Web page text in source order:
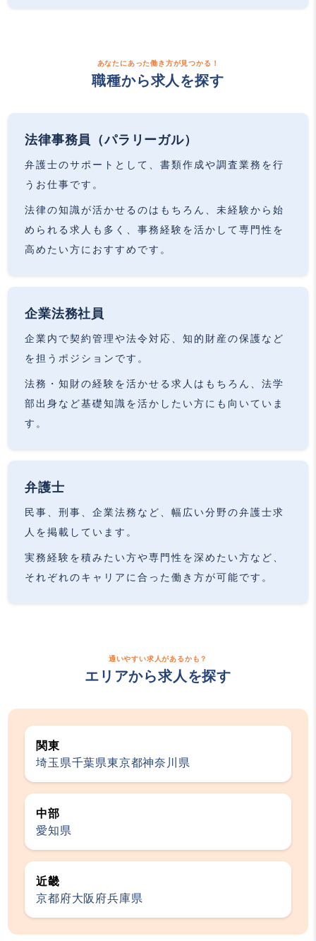
あなたにあった働き方が見つかる！
職種から求人を探す
法律事務員（パラリーガル）
弁護士のサポートとして、書類作成や調査業務を行
うお仕事です。
法律の知識が活かせるのはもちろん、未経験から始
められる求人も多く、事務経験を活かして専門性を
高めたい方におすすめです。
企業法務社員
企業内で契約管理や法令対応、知的財産の保護など
を担うポジションです。
法務・知財の経験を活かせる求人はもちろん、法学
部出身など基礎知識を活かしたい方にも向いていま
す。
弁護士
民事、刑事、企業法務など、幅広い分野の弁護士求
人を掲載しています。
実務経験を積みたい方や専門性を深めたい方など、
それぞれのキャリアに合った働き方が可能です。
通いやすい求人があるかも？
エリアから求人を探す
関東
埼玉県千葉県東京都神奈川県
中部
愛知県
近畿
京都府大阪府兵庫県